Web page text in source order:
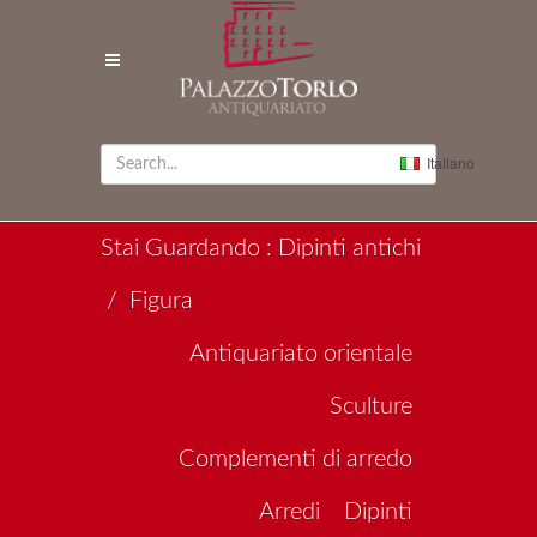
Italiano
Stai Guardando : Dipinti antichi
/ Figura
Antiquariato orientale
Sculture
Complementi di arredo
Dipinti
Arredi